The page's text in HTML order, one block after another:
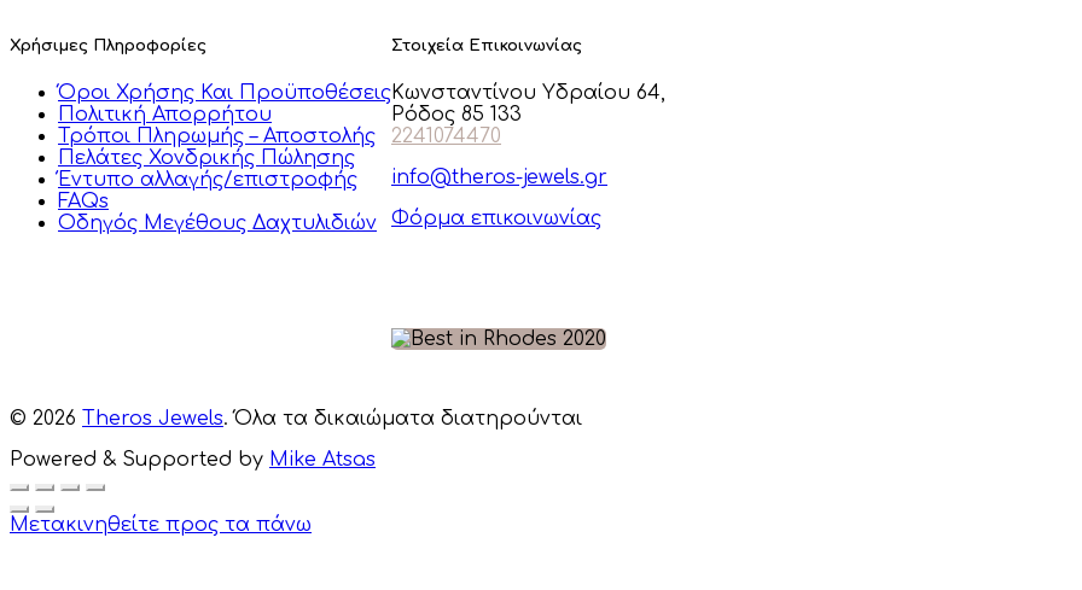
Χρήσιμες Πληροφορίες
Όροι Χρήσης Και Προϋποθέσεις
Πολιτική Απορρήτου
Τρόποι Πληρωμής – Αποστολής
Πελάτες Χονδρικής Πώλησης
Έντυπο αλλαγής/επιστροφής
FAQs
Οδηγός Μεγέθους Δαχτυλιδιών
Στοιχεία Επικοινωνίας
Κωνσταντίνου Υδραίου 64,
Ρόδος 85 133
2241074470
info@theros-jewels.gr
Φόρμα επικοινωνίας
© 2026 Theros Jewels. Όλα τα δικαιώματα διατηρούνται
Powered & Supported by Mike Atsas
Μετακινηθείτε προς τα πάνω